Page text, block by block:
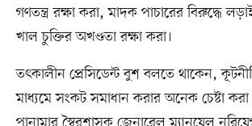
গণতন্ত্র রক্ষা করা, মাদক পাচারের বিরুদ্ধে
খাল চুক্তির অখণ্ডতা রক্ষা করা।
তৎকালীন প্রেসিডেন্ট বুশ বলতে থাকেন,
মাধ্যমে সংকট সমাধান করার অনেক চেষ্টা করা